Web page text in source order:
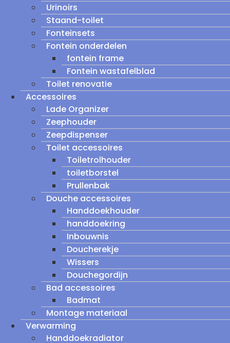
Urinoirs
Staand-toilet
Fonteinsets
Fontein onderdelen
fontein frame
Fontein wastafelblad
Toilet renovatie
Accessoires
Lade Organizer
Zeephouder
Zeepdispenser
Toilet accessoires
Toiletrolhouder
toiletborstel
Prullenbak
Douche accessoires
Handdoekhouder
handdoekring
Inbouwnis
Doucherekje
Wissers
Douchegordijn
Bad accessoires
Badmat
Montage materiaal
Verwarming
Handdoekradiator